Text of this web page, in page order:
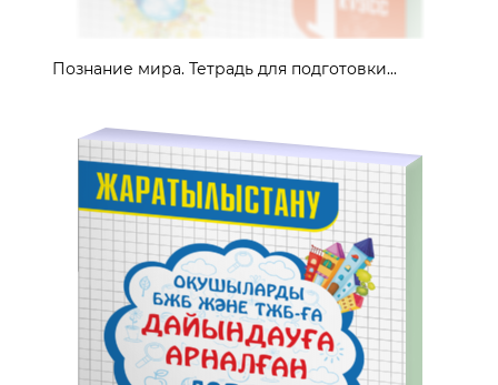
Познание мира. Тетрадь для подготовки...